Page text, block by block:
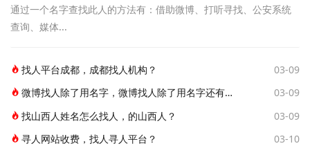
通过一个名字查找此人的方法有：借助微博、打听寻找、公安系统
查询、媒体...
找人平台成都，成都找人机构？
03-09
微博找人除了用名字，微博找人除了用名字还有啥？
03-09
找山西人姓名怎么找人，的山西人？
03-09
寻人网站收费，找人寻人平台？
03-10